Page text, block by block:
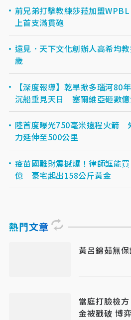
前兄弟打擊教練莎菈加盟
上首支滿貫砲
遠見．天下文化創辦人高希均
歲
【深度報導】乾旱掀多瑙河80
沉船重見天日 塞爾維亞砸數
陸首度曝光750毫米遠程火箭
力延伸至500公里
疫苗國難財震撼爆！律師誆能
億 豪宅起出158公斤黃金
熱門文章
黃呂錦茹無
當庭打臉檢
金被戳破 博